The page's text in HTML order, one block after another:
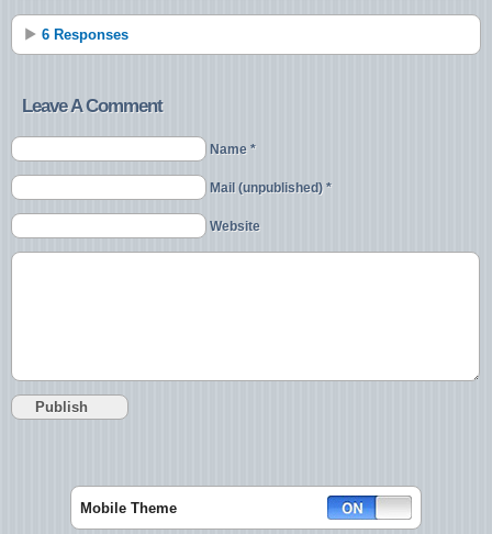
6 Responses
Leave A Comment
Name *
Mail (unpublished) *
Website
Mobile Theme